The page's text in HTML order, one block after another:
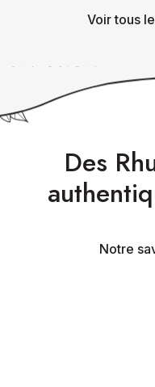
Voir tous
Des
Notre